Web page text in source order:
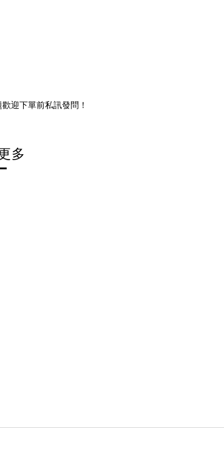
迎下單前私訊發問！
多